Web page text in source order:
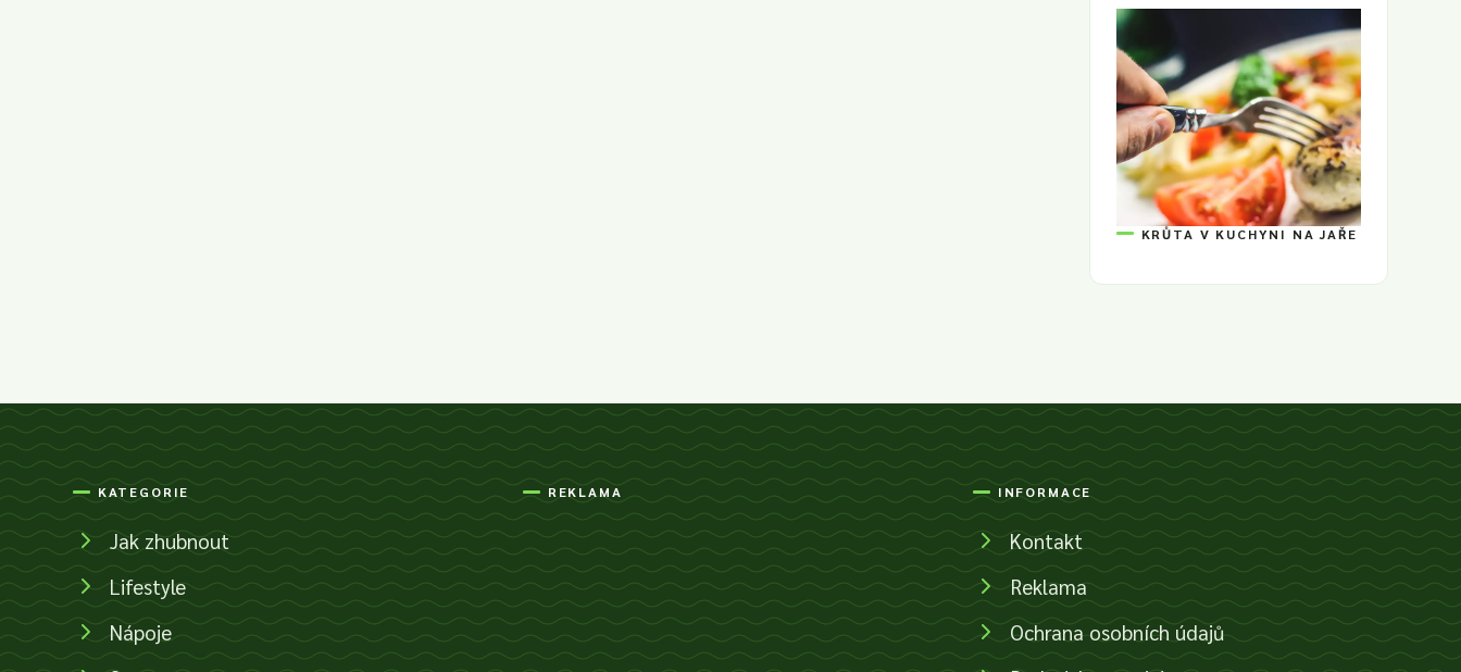
KRŮTA V KUCHYNI NA JAŘE
KATEGORIE
Jak zhubnout
Lifestyle
Nápoje
REKLAMA INFORMACE
Kontakt
Reklama
Ochrana osobních údajů